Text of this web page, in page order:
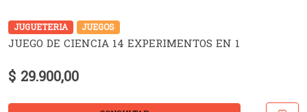
JUGUETERIA JUEGOS
JUEGO DE CIENCIA 14 EXPERIMENTOS EN 1
$ 29.900,00